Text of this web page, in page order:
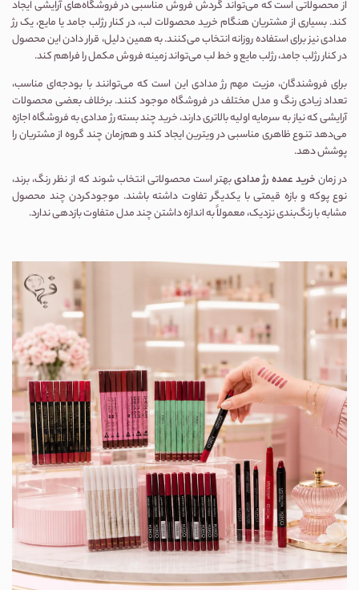
از محصولاتی است که می‌تواند گردش فروش مناسبی در فروشگاه‌های آرایشی ایجاد
کند. بسیاری از مشتریان هنگام خرید محصولات لب، در کنار رژلب جامد یا مایع، یک رژ
مدادی نیز برای استفاده روزانه انتخاب می‌کنند. به همین دلیل، قرار دادن این محصول
در کناررژلب جامد،رژلب مایعوخط لبمی‌تواند زمینه فروش مکمل را فراهم کند.
برای فروشندگان، مزیت مهم رژ مدادی این است که می‌توانند با بودجه‌ای مناسب،
تعداد زیادی رنگ و مدل مختلف در فروشگاه موجود کنند. برخلاف بعضی محصولات
آرایشی که نیاز به سرمایه اولیه بالاتری دارند، خرید چند بسته رژ مدادی به فروشگاه اجازه
می‌دهد تنوع ظاهری مناسبی در ویترین ایجاد کند و هم‌زمان چند گروه از مشتریان را
پوشش دهد.
در زمانخرید عمده رژ مدادیبهتر است محصولاتی انتخاب شوند که از نظر رنگ، برند،
نوع پوکه و بازه قیمتی با یکدیگر تفاوت داشته باشند. موجودکردن چند محصول
مشابه با رنگ‌بندی نزدیک، معمولاً به اندازه داشتن چند مدل متفاوت بازدهی ندارد.